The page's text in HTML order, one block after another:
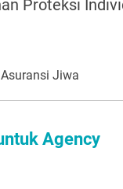
Proteksi
Asuransi Jiwa
Agency